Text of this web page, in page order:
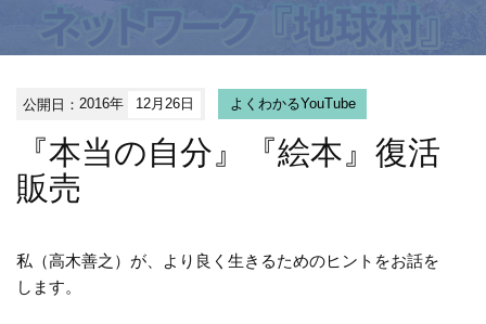
公開日：2016年 12月26日 よくわかるYouTube
『本当の自分』『絵本』復活
販売
私（高木善之）が、より良く生きるためのヒントをお話を
します。